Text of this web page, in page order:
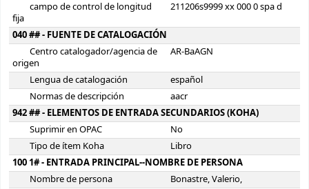
campo de control de longitud
fija
211206s9999 xx 000 0 spa d
040 ## - FUENTE DE CATALOGACIÓN
Centro catalogador/agencia de
origen
AR-BaAGN
Lengua de catalogación
español
Normas de descripción
aacr
942 ## - ELEMENTOS DE ENTRADA SECUNDARIOS (KOHA)
Suprimir en OPAC
No
Tipo de ítem Koha
Libro
100 1# - ENTRADA PRINCIPAL--NOMBRE DE PERSONA
Nombre de persona
Bonastre, Valerio,